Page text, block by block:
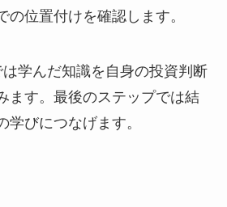
の位置付けを確認します。
学んだ知識を自身の投資判断
ます。最後のステップでは結
学びにつなげます。